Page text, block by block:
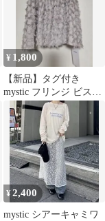
¥ 1,800
【新品】タグ付き
mystic フリンジ ビスチ
ェ グレー フリーサイズ
¥2,400
mystic シアーキャミワ